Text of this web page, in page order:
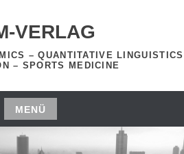
VERLAG
– QUANTITATIVE LINGUISTICS
– SPORTS MEDICINE
MENÜ